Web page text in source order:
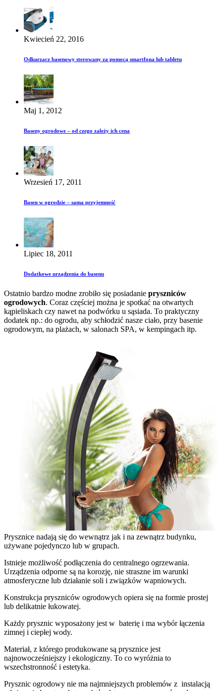
Kwiecień 22, 2016
Odkurzacz basenowy sterowany za pomocą smartfona lub tabletu
Maj 1, 2012
Baseny ogrodowe – od czego zależy ich cena
Wrzesień 17, 2011
Basen w ogrodzie – sama przyjemność
Lipiec 18, 2011
Dodatkowe urządzenia do basenu
Ostatnio bardzo modne zrobiło się posiadanie pryszniców
ogrodowych. Coraz częściej można je spotkać na otwartych
kąpieliskach czy nawet na podwórku u sąsiada. To praktyczny
dodatek np.: do ogrodu, aby schłodzić nasze ciało, przy basenie
ogrodowym, na plażach, w salonach SPA, w kempingach itp.
Prysznice nadają się do wewnątrz jak i na zewnątrz budynku,
używane pojedynczo lub w grupach.
Istnieje możliwość podłączenia do centralnego ogrzewania.
Urządzenia odporne są na korozję, nie straszne im warunki
atmosferyczne lub działanie soli i związków wapniowych.
Konstrukcja pryszniców ogrodowych opiera się na formie prostej
lub delikatnie łukowatej.
Każdy prysznic wyposażony jest w baterię i ma wybór łączenia
zimnej i ciepłej wody.
Materiał, z którego produkowane są prysznice jest
najnowocześniejszy i ekologiczny. To co wyróżnia to
wszechstronność i estetyka.
Prysznic ogrodowy nie ma najmniejszych problemów z instalacją